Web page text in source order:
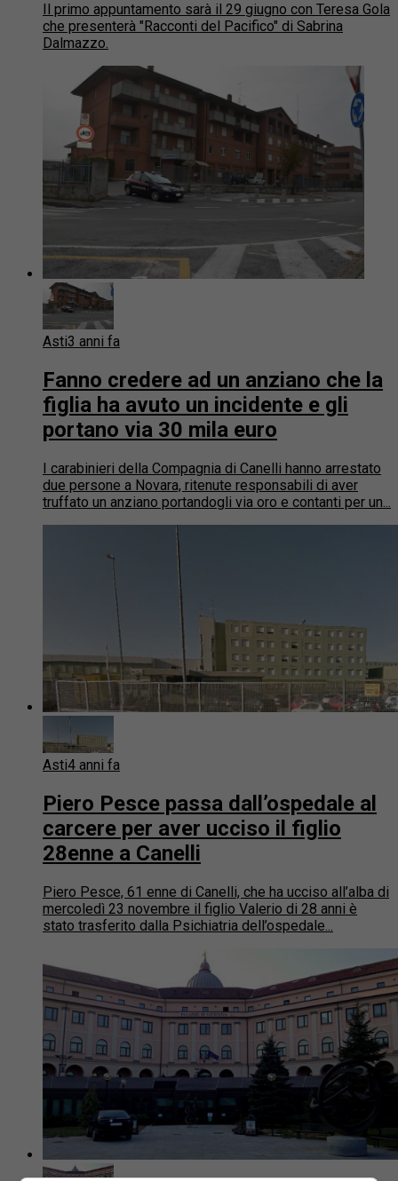
Il primo appuntamento sarà il 29 giugno con Teresa Gola
che presenterà "Racconti del Pacifico" di Sabrina
Dalmazzo.
Asti3 anni fa
Fanno credere ad un anziano che la
figlia ha avuto un incidente e gli
portano via 30 mila euro
I carabinieri della Compagnia di Canelli hanno arrestato
due persone a Novara, ritenute responsabili di aver
truffato un anziano portandogli via oro e contanti per un...
Asti4 anni fa
Piero Pesce passa dall’ospedale al
carcere per aver ucciso il figlio
28enne a Canelli
Piero Pesce, 61 enne di Canelli, che ha ucciso all’alba di
mercoledì 23 novembre il figlio Valerio di 28 anni è
stato trasferito dalla Psichiatria dell’ospedale...